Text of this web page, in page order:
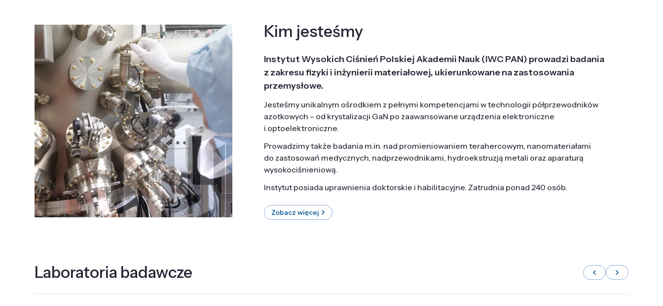
Kim jesteśmy
Instytut Wysokich Ciśnień Polskiej Akademii Nauk (IWC PAN) prowadzi badania
z zakresu fizyki i inżynierii materiałowej, ukierunkowane na zastosowania
przemysłowe.
Jesteśmy unikalnym ośrodkiem z pełnymi kompetencjami w technologii półprzewodników
azotkowych – od krystalizacji GaN po zaawansowane urządzenia elektroniczne
i optoelektroniczne.
Prowadzimy także badania m.in. nad promieniowaniem terahercowym, nanomateriałami
do zastosowań medycznych, nadprzewodnikami, hydroekstruzją metali oraz aparaturą
wysokociśnieniową.
Instytut posiada uprawnienia doktorskie i habilitacyjne. Zatrudnia ponad 240 osób.
Zobacz więcej
Laboratoria badawcze